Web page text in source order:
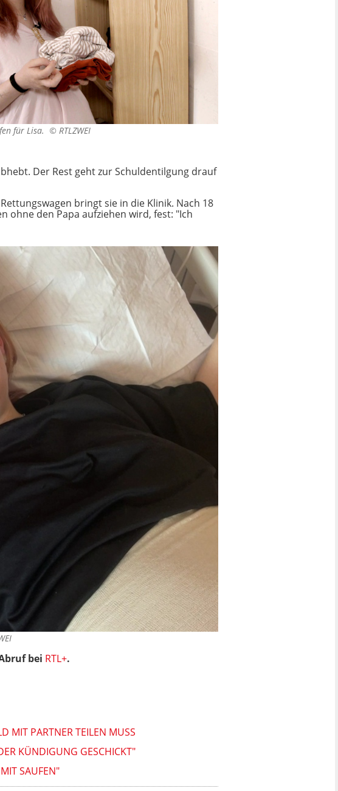
für Lisa. © RTLZWEI
Der Rest geht zur Schuldentilgung drauf
bringt sie in die Klinik. Nach 18
ohne den Papa aufziehen wird, fest: "Ich
bei RTL+.
MIT PARTNER TEILEN MUSS
KÜNDIGUNG GESCHICKT"
SAUFEN"